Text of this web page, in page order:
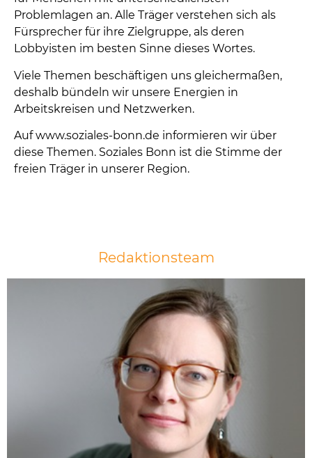
Problemlagen an. Alle Träger verstehen sich als
Fürsprecher für ihre Zielgruppe, als deren
Lobbyisten im besten Sinne dieses Wortes.
Viele Themen beschäftigen uns gleichermaßen,
deshalb bündeln wir unsere Energien in
Arbeitskreisen und Netzwerken.
Auf www.soziales-bonn.de informieren wir über
diese Themen. Soziales Bonn ist die Stimme der
freien Träger in unserer Region.
Redaktionsteam